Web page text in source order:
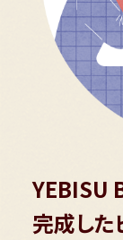
YEBISU
完成した